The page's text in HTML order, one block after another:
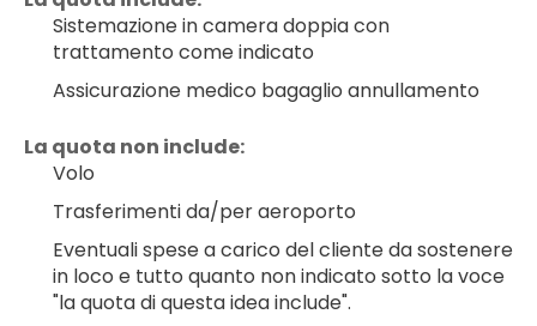
Sistemazione in camera doppia con
trattamento come indicato
Assicurazione medico bagaglio annullamento
La quota non include:
Volo
Trasferimenti da/per aeroporto
Eventuali spese a carico del cliente da sostenere
in loco e tutto quanto non indicato sotto la voce
"la quota di questa idea include".